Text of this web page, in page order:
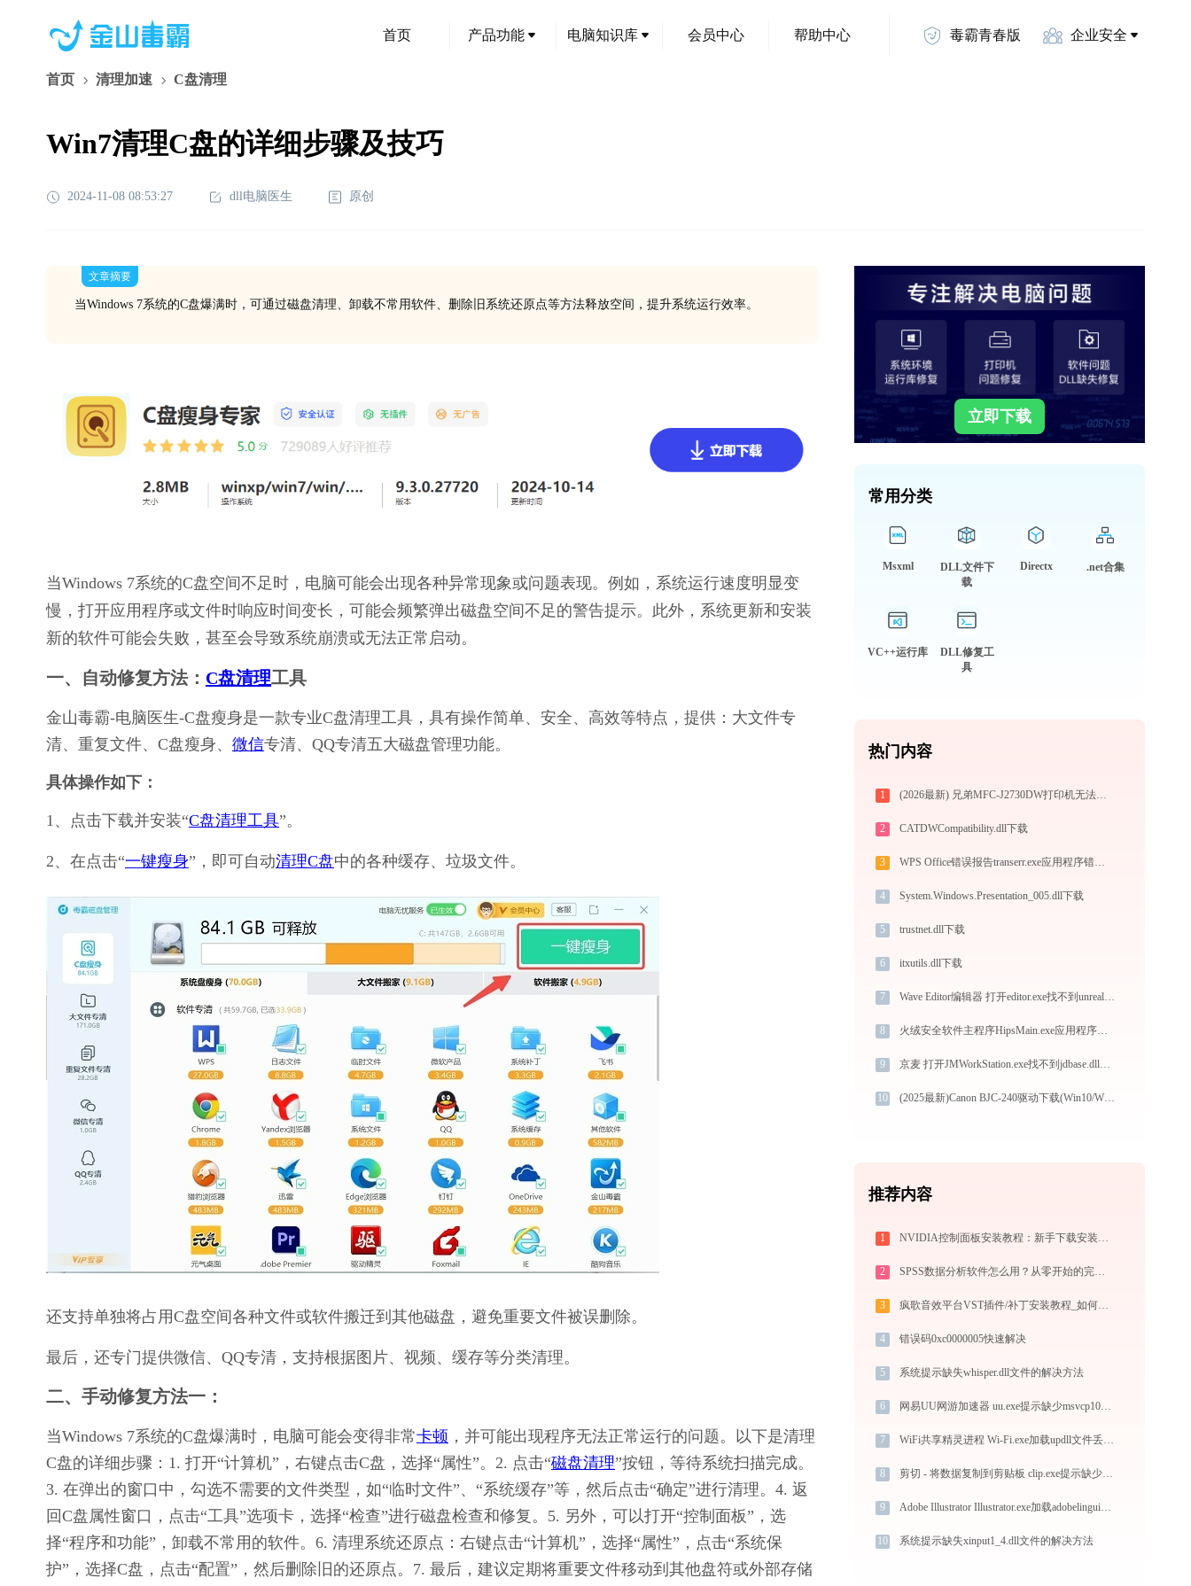
首页 产品功能 电脑知识库 会员中心 帮助中心 毒霸青春版 企业安全
首页 清理加速 C盘清理
Win7清理C盘的详细步骤及技巧
2024-11-08 08:53:27 dll电脑医生 原创
文章摘要
当Windows 7系统的C盘爆满时，可通过磁盘清理、卸载不常用软件、删除旧系统还原点等方法释放空间，提升系统运行效率。
当Windows 7系统的C盘空间不足时，电脑可能会出现各种异常现象或问题表现。例如，系统运行速度明显变
慢，打开应用程序或文件时响应时间变长，可能会频繁弹出磁盘空间不足的警告提示。此外，系统更新和安装
新的软件可能会失败，甚至会导致系统崩溃或无法正常启动。
一、自动修复方法： C盘清理工具
金山毒霸-电脑医生-C盘瘦身是一款专业C盘清理工具，具有操作简单、安全、高效等特点，提供：大文件专
清、重复文件、C盘瘦身、 微信专清、QQ专清五大磁盘管理功能。
具体操作如下：
1、点击下载并安装“C盘清理工具”。
2、在点击“一键瘦身”，即可自动清理C盘中的各种缓存、垃圾文件。
还支持单独将占用C盘空间各种文件或软件搬迁到其他磁盘，避免重要文件被误删除。
最后，还专门提供微信、QQ专清，支持根据图片、视频、缓存等分类清理。
二、手动修复方法一：
当Windows 7系统的C盘爆满时，电脑可能会变得非常卡顿 ，并可能出现程序无法正常运行的问题。以下是清理
C盘的详细步骤：1. 打开“计算机”，右键点击C盘，选择“属性”。2. 点击“磁盘清理”按钮，等待系统扫描完成。
3. 在弹出的窗口中，勾选不需要的文件类型，如“临时文件”、“系统缓存”等，然后点击“确定”进行清理。4. 返
回C盘属性窗口，点击“工具”选项卡，选择“检查”进行磁盘检查和修复。5. 另外，可以打开“控制面板”，选
择“程序和功能”，卸载不常用的软件。6. 清理系统还原点：右键点击“计算机”，选择“属性”，点击“系统保
护”，选择C盘，点击“配置”，然后删除旧的还原点。7. 最后，建议定期将重要文件移动到其他盘符或外部存储
立即下载
常用分类
Msxml
DLL文件下
载
Directx .net合集
VC++运行库
DLL修复工
具
热门内容
1 (2026最新) 兄弟MFC-J2730DW打印机无法连接？教你解决方法 - 金山毒霸
2 CATDWCompatibility.dll下载
3 WPS Office错误报告transerr.exe应用程序错误0xc000000d解决方法
4 System.Windows.Presentation_005.dll下载
5 trustnet.dll下载
6 itxutils.dll下载
7 Wave Editor编辑器 打开editor.exe找不到unrealeditor-coreuobject.dll怎么办
8 火绒安全软件主程序HipsMain.exe应用程序错误0xc0000022解决方法
9 京麦 打开JMWorkStation.exe找不到jdbase.dll怎么办
10 (2025最新)Canon BJC-240驱动下载(Win10/Win11支持) - 服务与支持
推荐内容
1 NVIDIA控制面板安装教程：新手下载安装完整指南
2 SPSS数据分析软件怎么用？从零开始的完整操作指南（附实战案例）
3 疯歌音效平台VST插件/补丁安装教程_如何加载插件效果包
4 错误码0xc0000005快速解决
5 系统提示缺失whisper.dll文件的解决方法
6 网易UU网游加速器 uu.exe提示缺少msvcp100.dll文件的解决办法
7 WiFi共享精灵进程 Wi-Fi.exe加载updll文件丢失处理办法
8 剪切 - 将数据复制到剪贴板 clip.exe提示缺少data_sender.dll文件的解决办法
9 Adobe Illustrator Illustrator.exe加载adobelinguistic.dll文件丢失处理办法
10 系统提示缺失xinput1_4.dll文件的解决方法